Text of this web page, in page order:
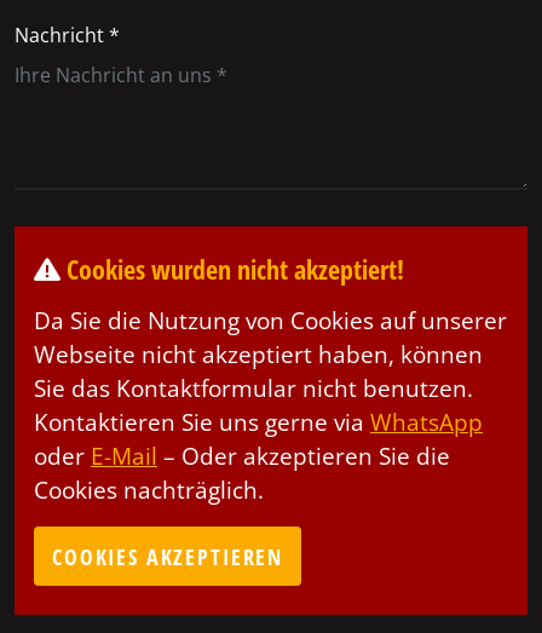
Nachricht *
Cookies wurden nicht akzeptiert!
Da Sie die Nutzung von Cookies auf unserer
Webseite nicht akzeptiert haben, können
Sie das Kontaktformular nicht benutzen.
Kontaktieren Sie uns gerne via WhatsApp
oder E-Mail – Oder akzeptieren Sie die
Cookies nachträglich.
COOKIES AKZEPTIEREN